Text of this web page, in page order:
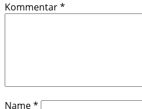
Kommentar*
Name*